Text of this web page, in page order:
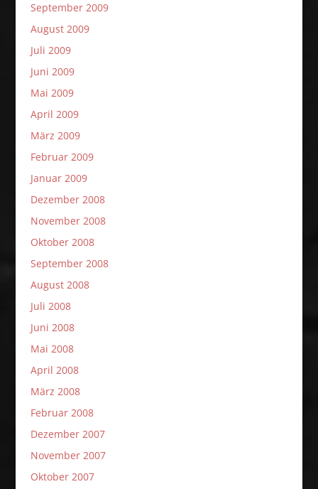
September 2009
August 2009
Juli 2009
Juni 2009
Mai 2009
April 2009
März 2009
Februar 2009
Januar 2009
Dezember 2008
November 2008
Oktober 2008
September 2008
August 2008
Juli 2008
Juni 2008
Mai 2008
April 2008
März 2008
Februar 2008
Dezember 2007
November 2007
Oktober 2007